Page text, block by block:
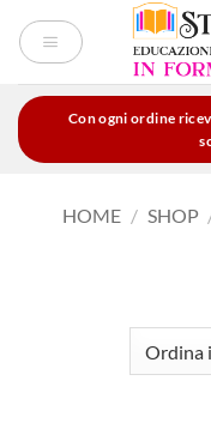
Con ogni ordine
HOME / SHOP